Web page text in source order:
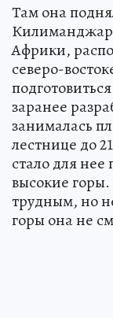
Там она
Африки,
северо-
заранее
занималась
лестнице до
стало для
высокие
трудным, но
горы она не